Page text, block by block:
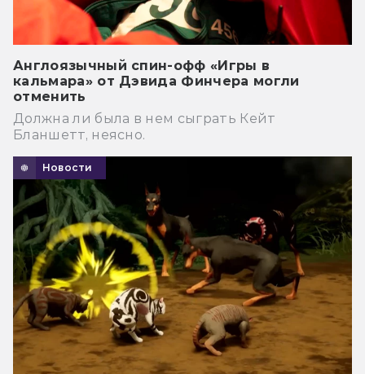
Англоязычный спин-офф «Игры в
кальмара» от Дэвида Финчера могли
отменить
Должна ли была в нем сыграть Кейт
Бланшетт, неясно.
Новости